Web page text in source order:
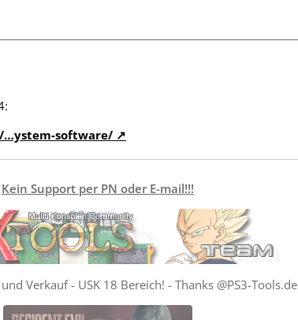
software/
Kein Support per PN oder E-mail!!!
Verkauf- USK 18 Bereich! - Thanks @PS3-Tools.de